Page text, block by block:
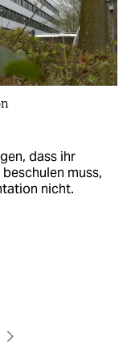
dass ihr
muss,
nicht.